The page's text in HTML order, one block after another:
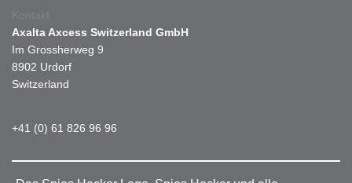
Kontakt
Axalta Axcess Switzerland GmbH
Im Grossherweg 9
8902 Urdorf
Switzerland
+41 (0) 61 826 96 96